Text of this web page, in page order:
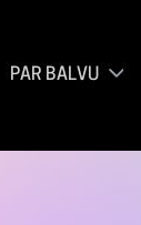
PAR BALVU